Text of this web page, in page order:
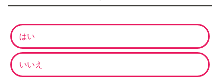
はい
いいえ